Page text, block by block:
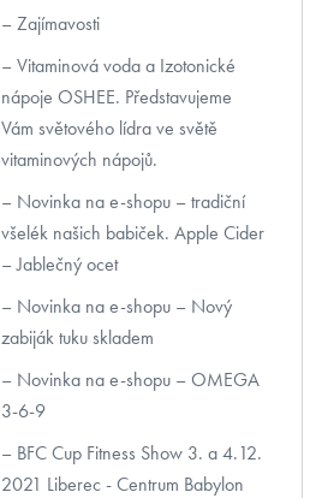
Zajímavosti
Vitaminová voda a Izotonické
nápoje OSHEE. Představujeme
Vám světového lídra ve světě
vitaminových nápojů.
Novinka na e-shopu – tradiční
všelék našich babiček. Apple Cider
– Jablečný ocet
Novinka na e-shopu – Nový
zabiják tuku skladem
Novinka na e-shopu – OMEGA
3-6-9
BFC Cup Fitness Show 3. a 4.12.
2021 Liberec - Centrum Babylon